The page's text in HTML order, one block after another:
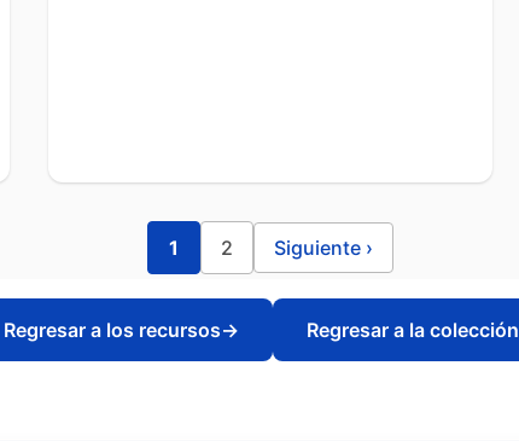
1 2 Siguiente ›
Regresar a los recursos→ Regresar a la colección